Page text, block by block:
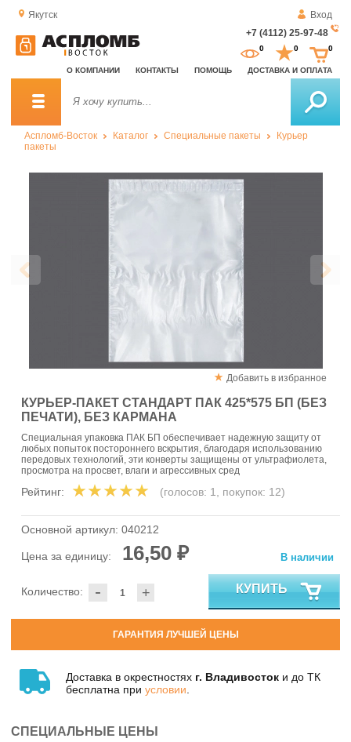
Якутск
Вход
+7 (4112) 25-97-48
О КОМПАНИИ КОНТАКТЫ ПОМОЩЬ ДОСТАВКА И ОПЛАТА
0 0 0
Аспломб-Восток Каталог Специальные пакеты
Курьер
пакеты
Добавить в избранное
КУРЬЕР-ПАКЕТ СТАНДАРТ ПАК 425*575 БП (БЕЗ
ПЕЧАТИ), БЕЗ КАРМАНА
Специальная упаковка ПАК БП обеспечивает надежную защиту от
любых попыток постороннего вскрытия, благодаря использованию
передовых технологий, эти конверты защищены от ультрафиолета,
просмотра на просвет, влаги и агрессивных сред
Рейтинг: (голосов: 1, покупок: 12)
Основной артикул: 040212
Цена за единицу: 16,50 ₽
- +
Количество:
В наличии
КУПИТЬ
ГАРАНТИЯ ЛУЧШЕЙ ЦЕНЫ
Доставка в окрестностях г. Владивосток и до ТК
бесплатна при условии
СПЕЦИАЛЬНЫЕ ЦЕНЫ